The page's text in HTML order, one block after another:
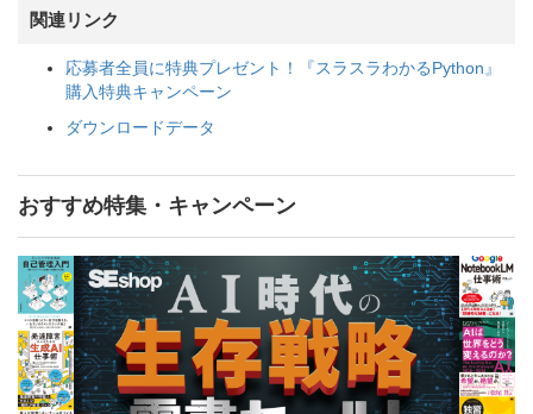
関連リンク
応募者全員に特典プレゼント！『スラスラわかるPython』
購入特典キャンペーン
ダウンロードデータ
おすすめ特集・キャンペーン